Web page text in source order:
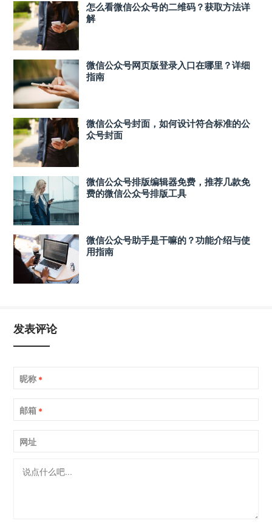
怎么看微信公众号的二维码？获取方法详
解
微信公众号网页版登录入口在哪里？详细
指南
微信公众号封面，如何设计符合标准的公
众号封面
微信公众号排版编辑器免费，推荐几款免
费的微信公众号排版工具
微信公众号助手是干嘛的？功能介绍与使
用指南
发表评论
昵称 *
邮箱 *
网址